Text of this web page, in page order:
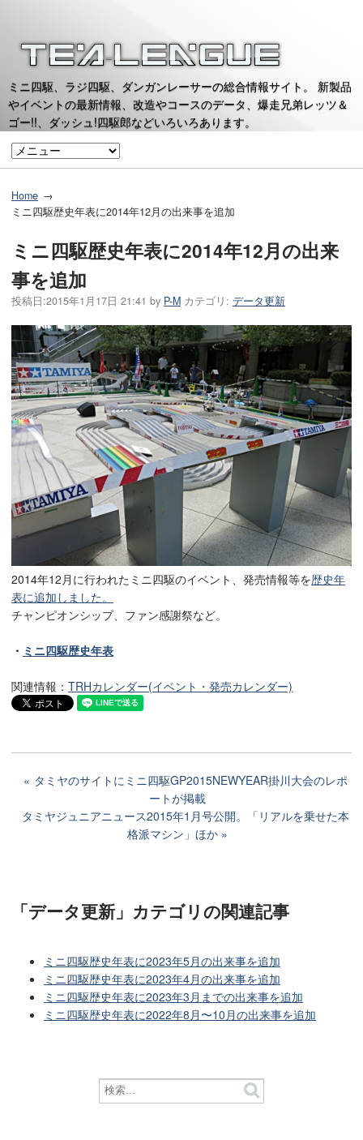
ミニ四駆、ラジ四駆、ダンガンレーサーの総合情報サイト。 新製品
やイベントの最新情報、改造やコースのデータ、爆走兄弟レッツ＆
ゴー!!、ダッシュ!四駆郎などいろいろあります。
Home
ミニ四駆歴史年表に2014年12月の出来事を追加
ミニ四駆歴史年表に2014年12月の出来
事を追加
投稿日:2015年1月17日 21:41 by P-M カテゴリ: データ更新
2014年12月に行われたミニ四駆のイベント、発売情報等を歴史年
表に追加しました。
チャンピオンシップ、ファン感謝祭など。
・ ミニ四駆歴史年表
関連情報： TRHカレンダー(イベント・発売カレンダー)
タミヤのサイトにミニ四駆GP2015NEWYEAR掛川大会のレポ
ートが掲載
タミヤジュニアニュース2015年1月号公開。「リアルを乗せた本
格派マシン」ほか
「データ更新」カテゴリの関連記事
ミニ四駆歴史年表に2023年5月の出来事を追加
ミニ四駆歴史年表に2023年4月の出来事を追加
ミニ四駆歴史年表に2023年3月までの出来事を追加
ミニ四駆歴史年表に2022年8月〜10月の出来事を追加